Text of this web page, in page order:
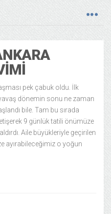
pek çabuk oldu. İlk
dönemin sonu ne zaman
bile. Tam bu sırada
9 günlük tatili önümüze
Aile büyükleriyle geçirilen
ayırabileceğimiz o yoğun